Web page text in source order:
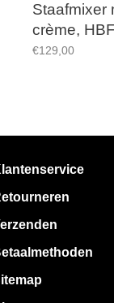
Staafmixer
crème,
€129,00